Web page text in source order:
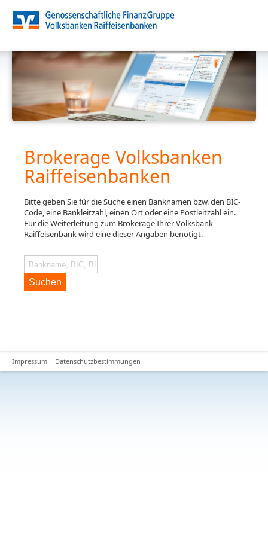
Brokerage Volksbanken
Raiffeisenbanken
Bitte geben Sie für die Suche einen Banknamen bzw. den BIC-
Code, eine Bankleitzahl, einen Ort oder eine Postleitzahl ein.
Für die Weiterleitung zum Brokerage Ihrer Volksbank
Raiffeisenbank wird eine dieser Angaben benötigt.
Suchen
Impressum Datenschutzbestimmungen